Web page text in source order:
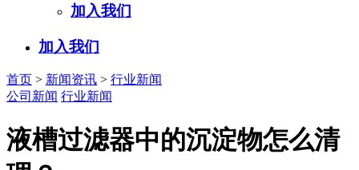
加入我们
加入我们
首页 > 新闻资讯 > 行业新闻
公司新闻 行业新闻
液槽过滤器中的沉淀物怎么清